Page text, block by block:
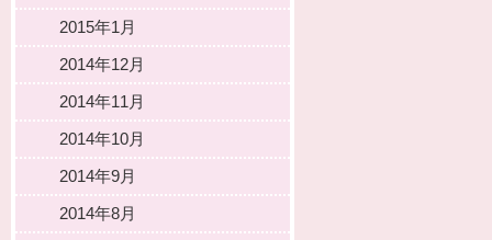
2015年1月
2014年12月
2014年11月
2014年10月
2014年9月
2014年8月